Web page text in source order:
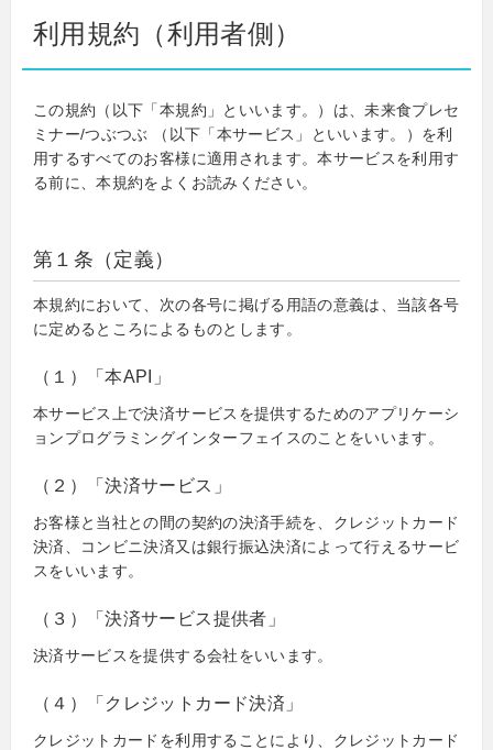
利用規約（利用者側）
この規約（以下「本規約」といいます。）は、未来食プレセ
ミナー/つぶつぶ （以下「本サービス」といいます。）を利
用するすべてのお客様に適用されます。本サービスを利用す
る前に、本規約をよくお読みください。
第１条（定義）
本規約において、次の各号に掲げる用語の意義は、当該各号
に定めるところによるものとします。
（１）「本API」
本サービス上で決済サービスを提供するためのアプリケーシ
ョンプログラミングインターフェイスのことをいいます。
（２）「決済サービス」
お客様と当社との間の契約の決済手続を、クレジットカード
決済、コンビニ決済又は銀行振込決済によって行えるサービ
スをいいます。
（３）「決済サービス提供者」
決済サービスを提供する会社をいいます。
（４）「クレジットカード決済」
クレジットカードを利用することにより、クレジットカード